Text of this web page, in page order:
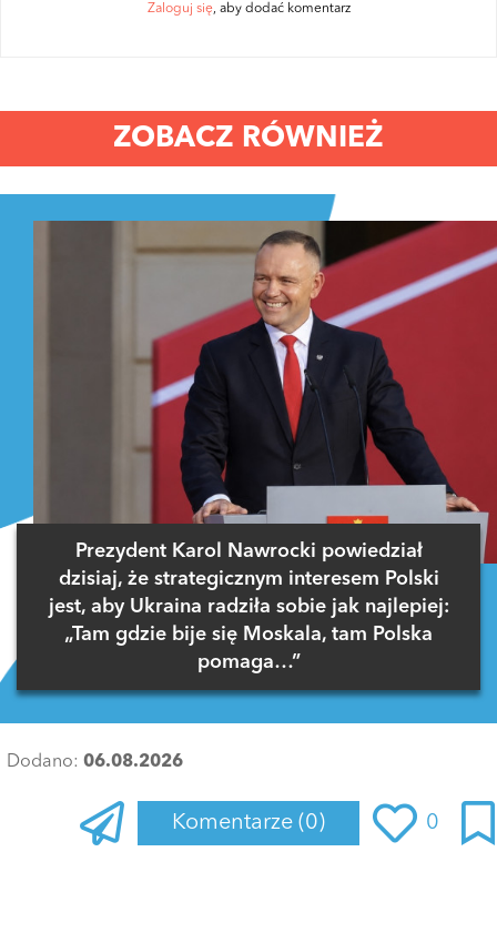
Zaloguj się, aby dodać komentarz
ZOBACZ RÓWNIEŻ
Prezydent Karol Nawrocki powiedział
dzisiaj, że strategicznym interesem Polski
jest, aby Ukraina radziła sobie jak najlepiej:
„Tam gdzie bije się Moskala, tam Polska
pomaga…”
Dodano: 06.08.2026
Komentarze (0) 0